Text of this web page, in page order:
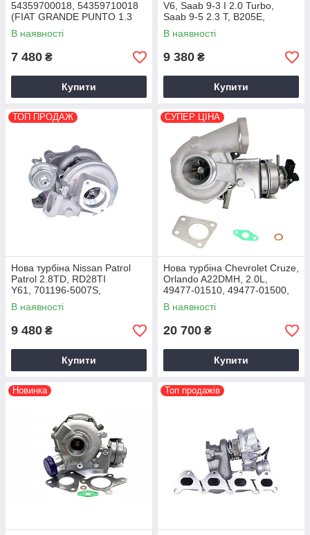
54359700018, 54359710018
(FIAT GRANDE PUNTO 1.3
JTD 75 HP)
В наявності
7 480 ₴
Купити
V6, Saab 9-3 I 2.0 Turbo,
Saab 9-5 2.3 T, B205E,
B235E, B308E, 452204-5005S
1998+
В наявності
9 380 ₴
Купити
ТОП ПРОДАЖ
Нова турбіна Nissan Patrol
Patrol 2.8TD, RD28TI
Y61, 701196-5007S,
14411VB301 1997+
В наявності
9 480 ₴
Купити
СУПЕР ЦІНА
Нова турбіна Chevrolet Cruze,
Orlando A22DMH, 2.0L,
49477-01510, 49477-01500,
2009+
В наявності
20 700 ₴
Купити
Новинка Топ продажів